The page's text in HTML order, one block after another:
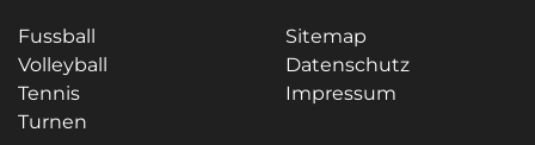
Fussball
Volleyball
Tennis
Turnen
Sitemap
Datenschutz
Impressum